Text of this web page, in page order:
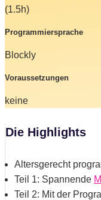
(1.5h)
Programmiersprache
Blockly
Voraussetzungen
keine
Die Highlights
Altersgerecht
Teil 1: Spannende
Teil 2: Mit der